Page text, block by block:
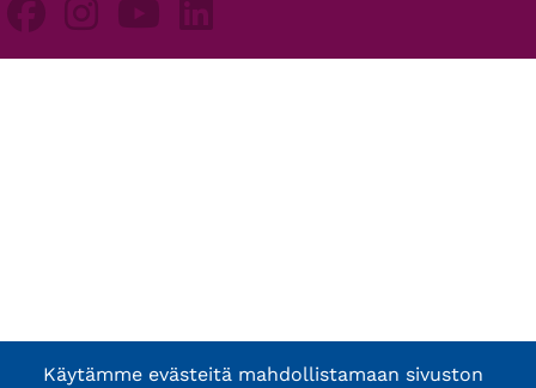
Käytämme evästeitä mahdollistamaan sivuston